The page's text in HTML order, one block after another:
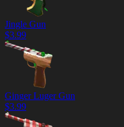
Jingle Gun
$3.99
Ginger Luger Gun
$3.99